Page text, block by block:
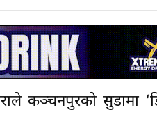
कञ्चनपुरको सुडामा